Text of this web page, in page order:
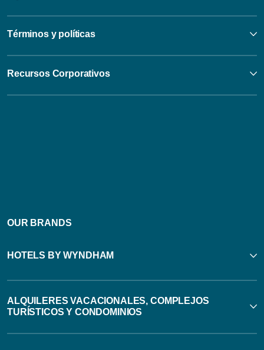
Términos y políticas
Recursos Corporativos
OUR BRANDS
HOTELS BY WYNDHAM
ALQUILERES VACACIONALES, COMPLEJOS
TURÍSTICOS Y CONDOMINIOS